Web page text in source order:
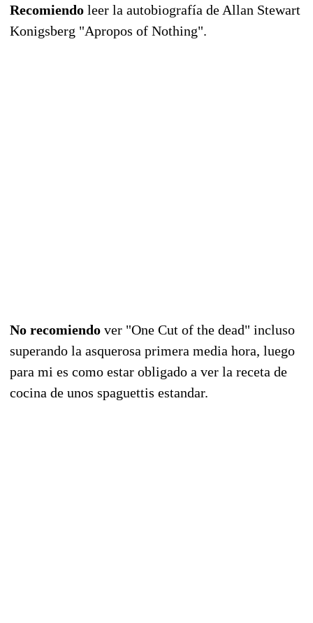
Recomiendo leer la autobiografía de Allan Stewart
Konigsberg "Apropos of Nothing".
No recomiendo ver "One Cut of the dead" incluso
superando la asquerosa primera media hora, luego
para mi es como estar obligado a ver la receta de
cocina de unos spaguettis estandar.